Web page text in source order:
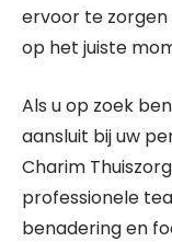
ervoor te zorgen
op het juiste
Als u op zoek
aansluit bij uw
Charim
professionele
benadering en